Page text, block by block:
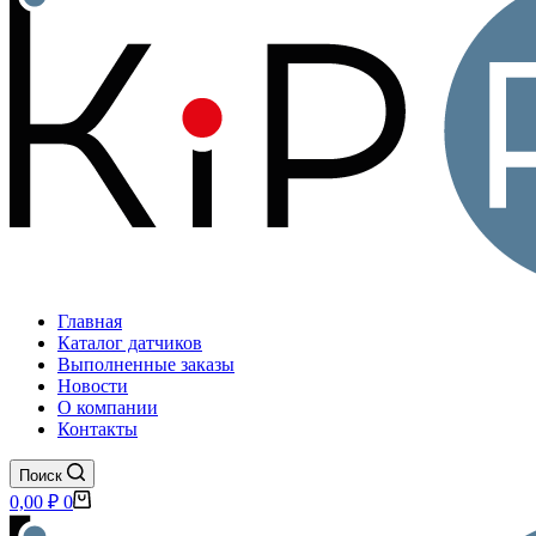
Главная
Каталог датчиков
Выполненные заказы
Новости
О компании
Контакты
Поиск
Корзина
0,00 ₽ 0